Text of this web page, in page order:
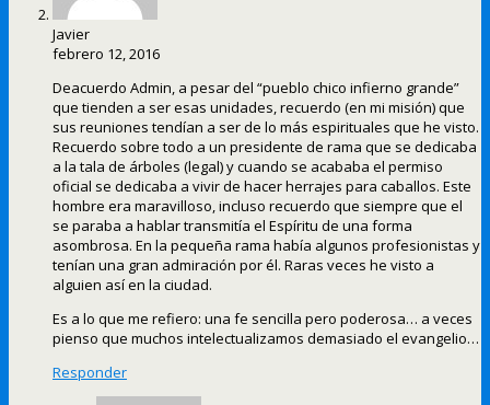
Javier
febrero 12, 2016
Deacuerdo Admin, a pesar del “pueblo chico infierno grande”
que tienden a ser esas unidades, recuerdo (en mi misión) que
sus reuniones tendían a ser de lo más espirituales que he visto.
Recuerdo sobre todo a un presidente de rama que se dedicaba
a la tala de árboles (legal) y cuando se acababa el permiso
oficial se dedicaba a vivir de hacer herrajes para caballos. Este
hombre era maravilloso, incluso recuerdo que siempre que el
se paraba a hablar transmitía el Espíritu de una forma
asombrosa. En la pequeña rama había algunos profesionistas y
tenían una gran admiración por él. Raras veces he visto a
alguien así en la ciudad.
Es a lo que me refiero: una fe sencilla pero poderosa… a veces
pienso que muchos intelectualizamos demasiado el evangelio…
Responder